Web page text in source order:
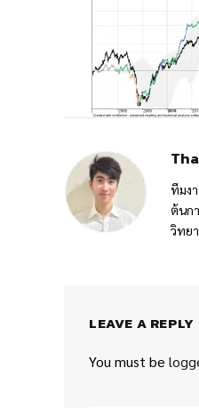
ทีมง
ต้นก
วิทย
LEAVE A REPLY
You must be